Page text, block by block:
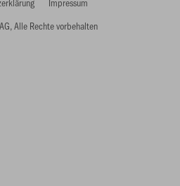
Alle Rechte vorbehalten